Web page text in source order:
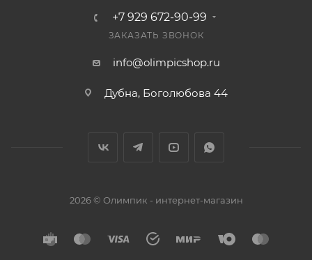
+7 929 672-90-99
ЗАКАЗАТЬ ЗВОНОК
info@olimpicshop.ru
Дубна, Боголюбова 44
2026 © Олимпик - интернет-магазин